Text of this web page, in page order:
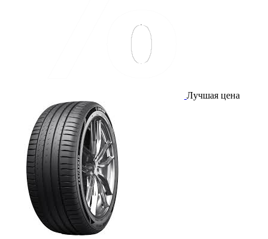
Лучшая цена